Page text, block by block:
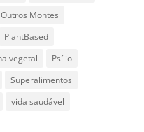
Outros Montes
PlantBased
vegetal
Psílio
Superalimentos
vida saudável